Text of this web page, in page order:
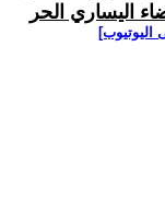
اليساري الحر
اليوتيوب]